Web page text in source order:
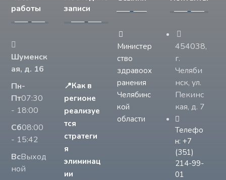
работы
Шуменск
ая, д. 16
Пн-
Пт07:30
- 18:00
Сб08:00
- 15:42
ВсВыход
ной
записи
📍Как в
регионе
реализуе
тся
стратеги
я
элиминац
ии
Министер
ство
здравоох
ранения
Челябинс
кой
области
454038,
г.
Челяби
нск, ул.
Пекинс
кая, д. 7
Телефо
н: +7
(351)
214-99-
01